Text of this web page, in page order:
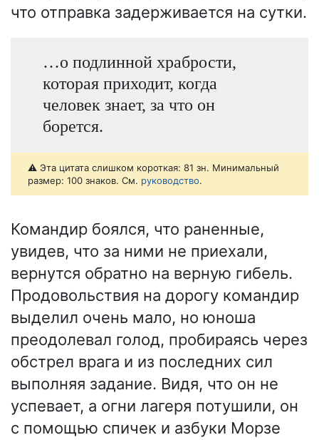
что отправка задерживается на сутки.
…о подлинной храбрости,
которая приходит, когда
человек знает, за что он
борется.
⚠️ Эта цитата слишком короткая: 81 зн. Минимальный
размер: 100 знаков. См. руководство.
Командир боялся, что раненные,
увидев, что за ними не приехали,
вернутся обратно на верную гибель.
Продовольствия на дорогу командир
выделил очень мало, но юноша
преодолевал голод, пробираясь через
обстрел врага и из последних сил
выполняя задание. Видя, что он не
успевает, а огни лагеря потушили, он
с помощью спичек и азбуки Морзе